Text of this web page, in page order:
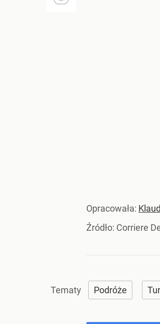
Opracowała:
Źródło: Corriere
Podróże